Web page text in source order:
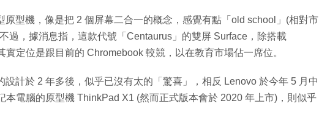
原型機，像是把 2 個屏幕二合一的概念，感覺有點「old school」(相對市
過，據消息指，這款代號「Centaurus」的雙屏 Surface，除搭載
實定位是跟目前的 Chromebook 較競，以在教育市場佔一席位。
設計於 2 年多後，似乎已沒有太的「驚喜」，相反 Lenovo 於今年 5 月中
本電腦的原型機 ThinkPad X1 (然而正式版本會於 2020 年上市)，則似乎